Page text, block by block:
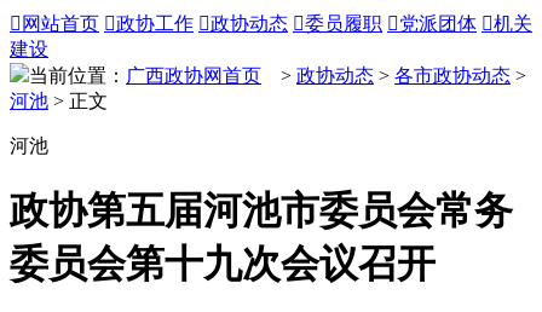
 网站首页 政协工作 政协动态 委员履职 党派团体 机关
建设
当前位置： 广西政协网首页 > 政协动态 > 各市政协动态 >
河池 > 正文
河池
政协第五届河池市委员会常务
委员会第十九次会议召开